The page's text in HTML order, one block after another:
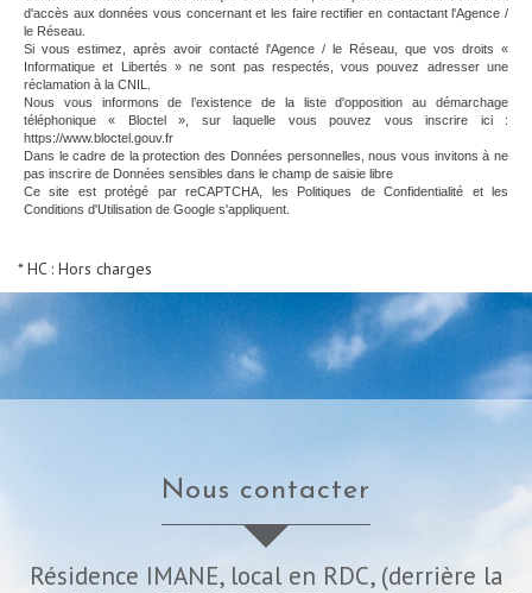
d'accès aux données vous concernant et les faire rectifier en contactant l'Agence /
le Réseau.
Si vous estimez, après avoir contacté l'Agence / le Réseau, que vos droits «
Informatique et Libertés » ne sont pas respectés, vous pouvez adresser une
réclamation à la CNIL.
Nous vous informons de l’existence de la liste d'opposition au démarchage
téléphonique « Bloctel », sur laquelle vous pouvez vous inscrire ici :
https://www.bloctel.gouv.fr
Dans le cadre de la protection des Données personnelles, nous vous invitons à ne
pas inscrire de Données sensibles dans le champ de saisie libre
Ce site est protégé par reCAPTCHA, les Politiques de Confidentialité et les
Conditions d'Utilisation de Google s'appliquent.
* HC : Hors charges
nous contacter
Résidence IMANE, local en RDC, (derrière la